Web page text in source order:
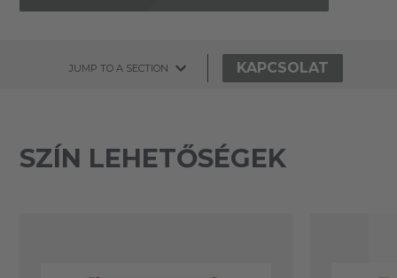
JUMP TO A SECTION KAPCSOLAT
SZÍN LEHETŐSÉGEK